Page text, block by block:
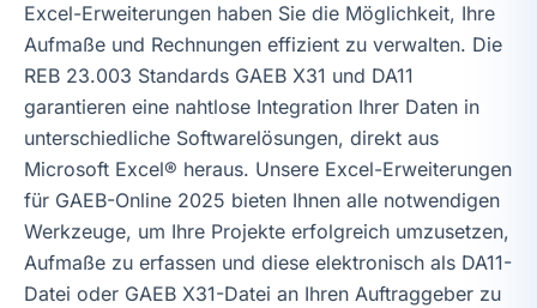
Excel-Erweiterungen haben Sie die Möglichkeit, Ihre
Aufmaße und Rechnungen effizient zu verwalten. Die
REB 23.003 Standards GAEB X31 und DA11
garantieren eine nahtlose Integration Ihrer Daten in
unterschiedliche Softwarelösungen, direkt aus
Microsoft Excel® heraus. Unsere Excel-Erweiterungen
für GAEB-Online 2025 bieten Ihnen alle notwendigen
Werkzeuge, um Ihre Projekte erfolgreich umzusetzen,
Aufmaße zu erfassen und diese elektronisch als DA11-
Datei oder GAEB X31-Datei an Ihren Auftraggeber zu